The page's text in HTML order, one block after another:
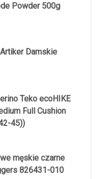
Powder 500g
Damskie
Teko ecoHIKE
Full Cushion
45))
męskie czarne
826431-010